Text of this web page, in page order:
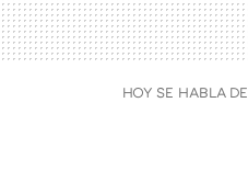
HOY SE HABLA DE